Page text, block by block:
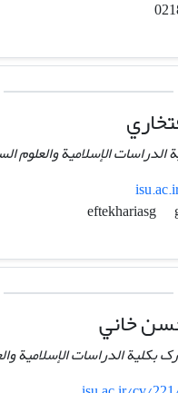
الدراسات الإسلامية والعلوم
خاني
بكلية الدراسات الإسلامية